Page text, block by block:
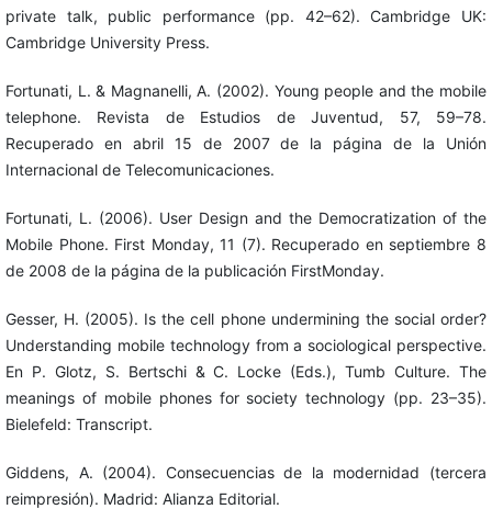
private talk, public performance (pp. 42–62). Cambridge UK:
Cambridge University Press.
Fortunati, L. & Magnanelli, A. (2002). Young people and the mobile
telephone. Revista de Estudios de Juventud, 57, 59–78.
Recuperado en abril 15 de 2007 de la página de la Unión
Internacional de Telecomunicaciones.
Fortunati, L. (2006). User Design and the Democratization of the
Mobile Phone. First Monday, 11 (7). Recuperado en septiembre 8
de 2008 de la página de la publicación FirstMonday.
Gesser, H. (2005). Is the cell phone undermining the social order?
Understanding mobile technology from a sociological perspective.
En P. Glotz, S. Bertschi & C. Locke (Eds.), Tumb Culture. The
meanings of mobile phones for society technology (pp. 23–35).
Bielefeld: Transcript.
Giddens, A. (2004). Consecuencias de la modernidad (tercera
reimpresión). Madrid: Alianza Editorial.